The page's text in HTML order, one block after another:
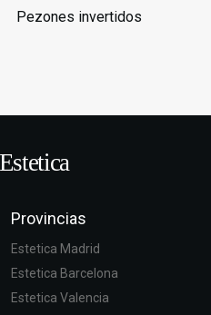
Pezones invertidos
Provincias
Estetica Madrid
Estetica Barcelona
Estetica Valencia